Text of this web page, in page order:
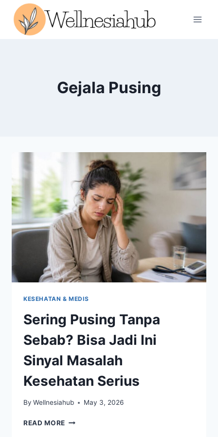
content
Gejala Pusing
KESEHATAN & MEDIS
Sering Pusing Tanpa
Sebab? Bisa Jadi Ini
Sinyal Masalah
Kesehatan Serius
By Wellnesiahub May 3, 2026
READ MORE SERING